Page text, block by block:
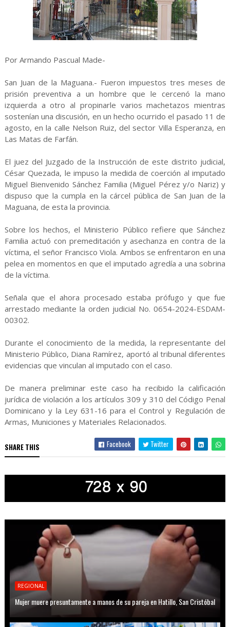
Por Armando Pascual Made-
San Juan de la Maguana.- Fueron impuestos tres meses de
prisión preventiva a un hombre que le cercenó la mano
izquierda a otro al propinarle varios machetazos mientras
sostenían una discusión, en un hecho ocurrido el pasado 11 de
agosto, en la calle Nelson Ruiz, del sector Villa Esperanza, en
Las Matas de Farfán.
El juez del Juzgado de la Instrucción de este distrito judicial,
César Quezada, le impuso la medida de coerción al imputado
Miguel Bienvenido Sánchez Familia (Miguel Pérez y/o Nariz) y
dispuso que la cumpla en la cárcel pública de San Juan de la
Maguana, de esta la provincia.
Sobre los hechos, el Ministerio Público refiere que Sánchez
Familia actuó con premeditación y asechanza en contra de la
víctima, el señor Francisco Viola. Ambos se enfrentaron en una
pelea en momentos en que el imputado agredía a una sobrina
de la víctima.
Señala que el ahora procesado estaba prófugo y que fue
arrestado mediante la orden judicial No. 0654-2024-ESDAM-
00302.
Durante el conocimiento de la medida, la representante del
Ministerio Público, Diana Ramírez, aportó al tribunal diferentes
evidencias que vinculan al imputado con el caso.
De manera preliminar este caso ha recibido la calificación
jurídica de violación a los artículos 309 y 310 del Código Penal
Dominicano y la Ley 631-16 para el Control y Regulación de
Armas, Municiones y Materiales Relacionados.
SHARE THIS Facebook Twitter
REGIONAL
Mujer muere presuntamente a manos de su pareja en Hatillo, San Cristóbal